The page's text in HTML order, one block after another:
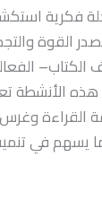
فكرية
القوة
هذه الأنشطة
القراءة وغرس
يسهم في